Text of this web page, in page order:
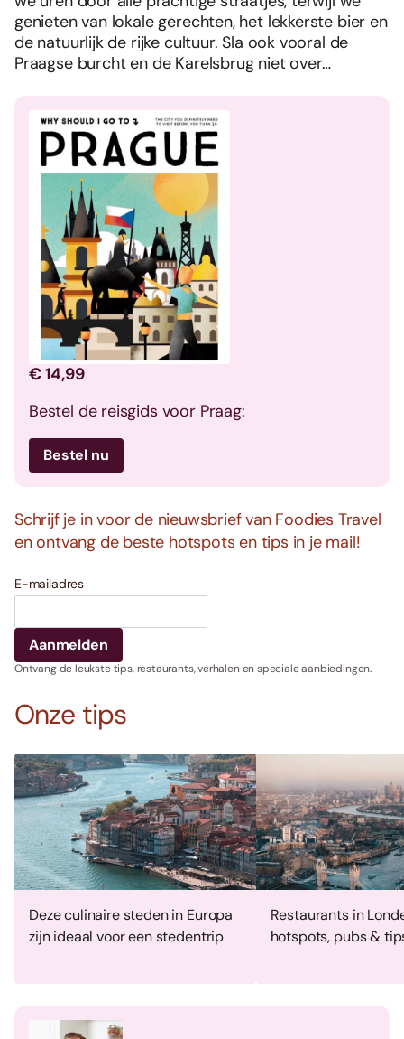
genieten van lokale gerechten, het lekkerste bier en
de natuurlijk de rijke cultuur. Sla ook vooral de
Praagse burcht en de Karelsbrug niet over…
€ 14,99
Bestel de reisgids voor Praag:
Bestel nu
Schrijf je in voor de nieuwsbrief van Foodies Travel
en ontvang de beste hotspots en tips in je mail!
E-mailadres
Ontvang de leukste tips, restaurants, verhalen en speciale aanbiedingen.
Onze tips
Deze culinaire steden in Europa
zijn ideaal voor een stedentrip
Restaurants in
hotspots, pubs &